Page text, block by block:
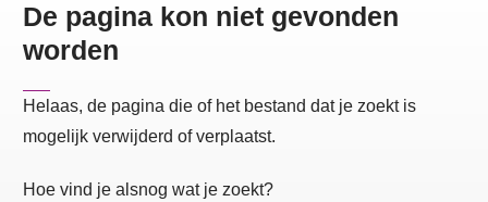
De pagina kon niet gevonden
worden
Helaas, de pagina die of het bestand dat je zoekt is
mogelijk verwijderd of verplaatst.
Hoe vind je alsnog wat je zoekt?